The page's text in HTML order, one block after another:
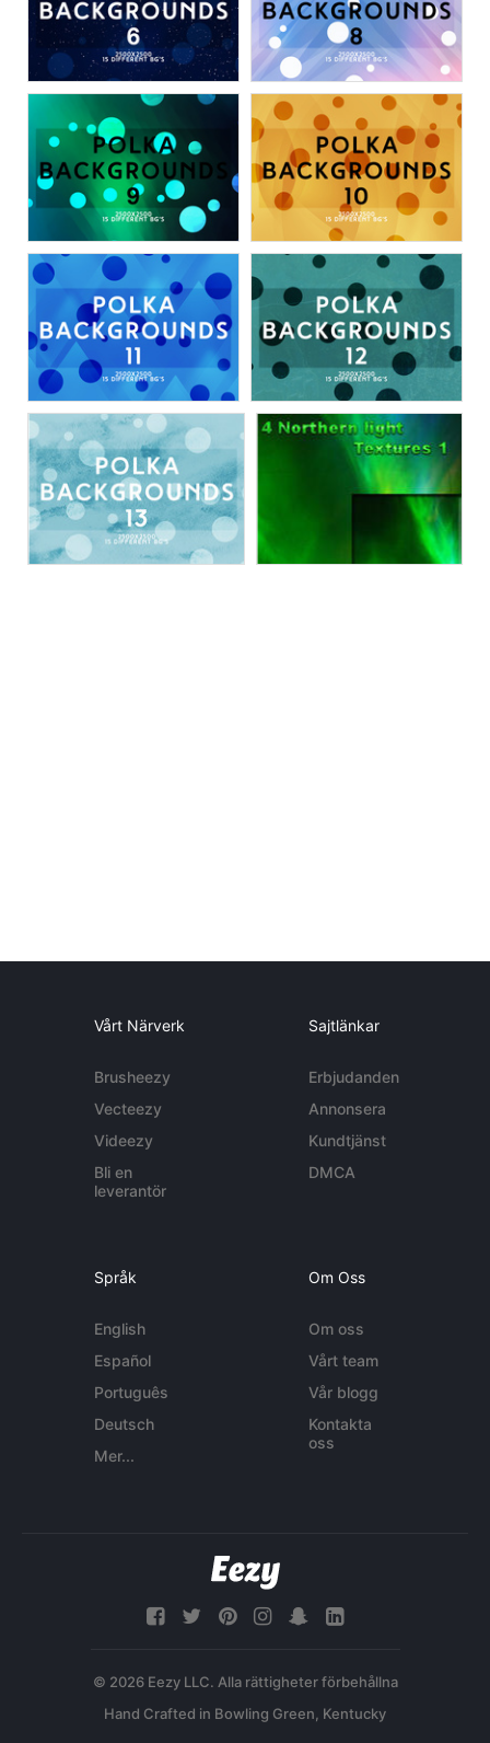
Vårt Närverk
Brusheezy
Vecteezy
Videezy
Bli en
leverantör
Sajtlänkar
Erbjudanden
Annonsera
Kundtjänst
DMCA
Språk
English
Español
Português
Deutsch
Mer...
Om Oss
Om oss
Vårt team
Vår blogg
Kontakta
oss
© 2026 Eezy LLC. Alla rättigheter förbehållna